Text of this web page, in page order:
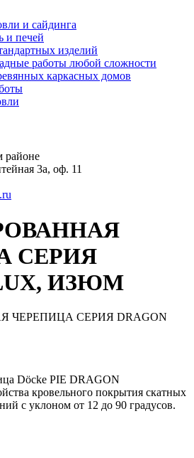
и сайдинга
и печей
изделий
работы любой сложности
каркасных домов
районе
3а, оф. 11
СЕРИЯ
ИЗЮМ
Dӧcke PIE DRAGON
кровельного покрытия скатных
с уклоном от 12 до 90 градусов.